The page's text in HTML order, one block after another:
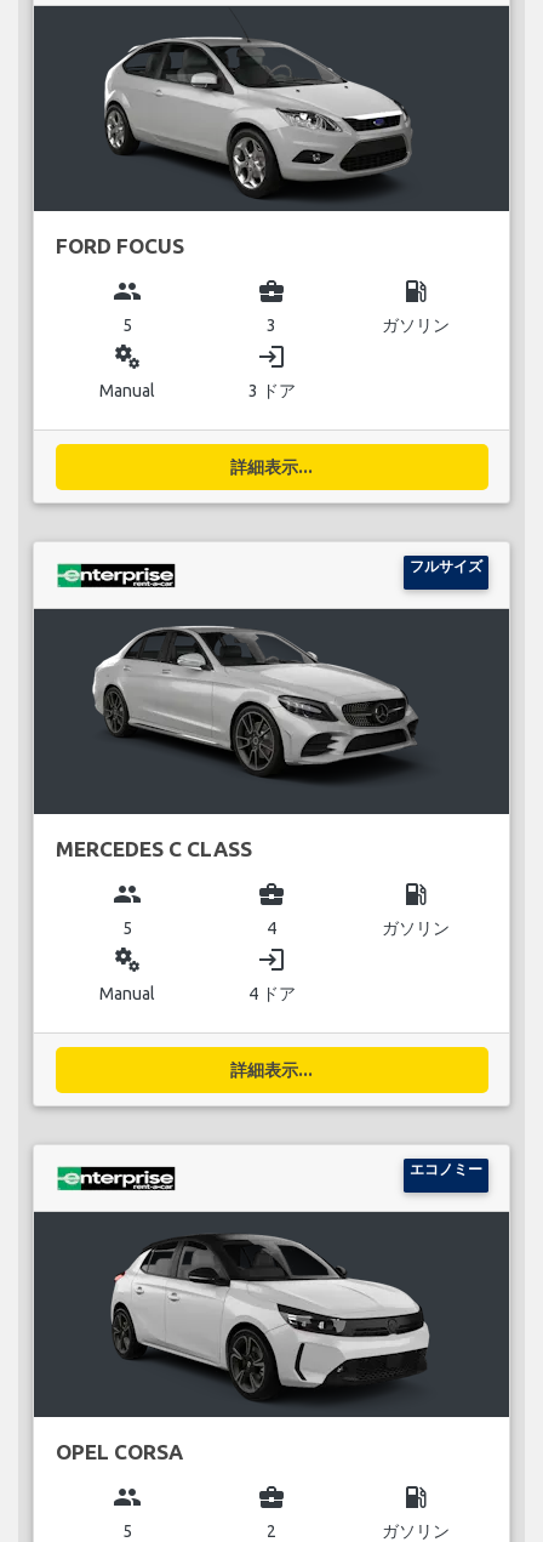
FORD FOCUS
group
5
business_center
3
local_gas_station
ガソリン
miscellaneous_services
Manual
login
3 ドア
詳細表示...
フルサイズ
MERCEDES C CLASS
group
5
business_center
4
local_gas_station
ガソリン
miscellaneous_services
Manual
login
4 ドア
詳細表示...
エコノミー
OPEL CORSA
group
5
business_center
2
local_gas_station
ガソリン